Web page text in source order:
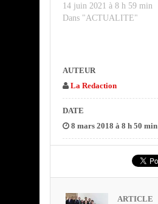
14 juin 2021 à 8 h 59 min
Dans "ACTUALITE"
AUTEUR
La Redaction
DATE
8 mars 2018 à 8 h 50 min
ARTICLE